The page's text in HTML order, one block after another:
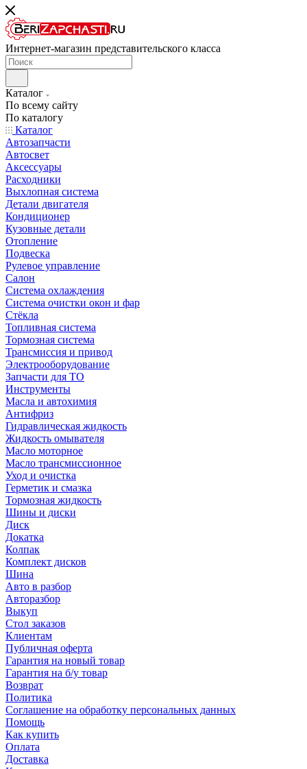
Интернет-магазин представительского класса
Каталог
По всему сайту
По каталогу
Каталог
Автозапчасти
Автосвет
Аксессуары
Расходники
Выхлопная система
Детали двигателя
Кондиционер
Кузовные детали
Отопление
Подвеска
Рулевое управление
Салон
Система охлаждения
Система очистки окон и фар
Стёкла
Топливная система
Тормозная система
Трансмиссия и привод
Электрооборудование
Запчасти для ТО
Инструменты
Масла и автохимия
Антифриз
Гидравлическая жидкость
Жидкость омывателя
Масло моторное
Масло трансмиссионное
Уход и очистка
Герметик и смазка
Тормозная жидкость
Шины и диски
Диск
Докатка
Колпак
Комплект дисков
Шина
Авто в разбор
Авторазбор
Выкуп
Стол заказов
Клиентам
Публичная оферта
Гарантия на новый товар
Гарантия на б/у товар
Возврат
Политика
Соглашение на обработку персональных данных
Помощь
Как купить
Оплата
Доставка